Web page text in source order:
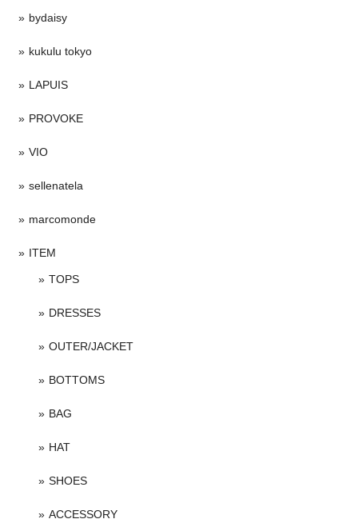
bydaisy
kukulu tokyo
LAPUIS
PROVOKE
VIO
sellenatela
marcomonde
ITEM
TOPS
DRESSES
OUTER/JACKET
BOTTOMS
BAG
HAT
SHOES
ACCESSORY